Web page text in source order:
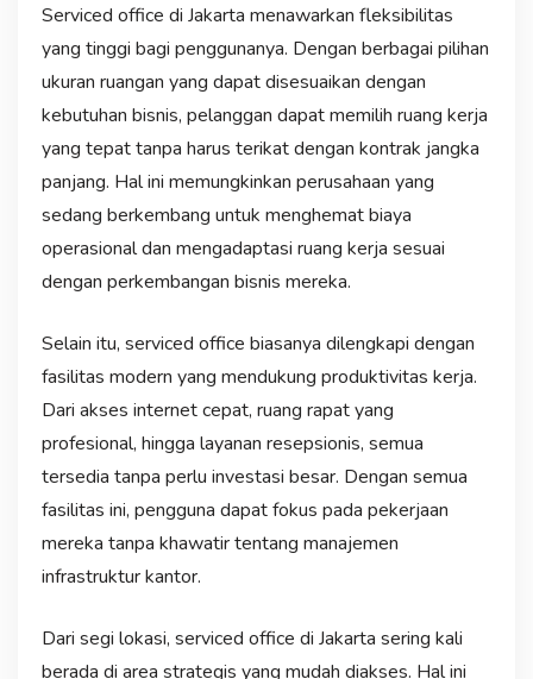
Serviced office di Jakarta menawarkan fleksibilitas
yang tinggi bagi penggunanya. Dengan berbagai pilihan
ukuran ruangan yang dapat disesuaikan dengan
kebutuhan bisnis, pelanggan dapat memilih ruang kerja
yang tepat tanpa harus terikat dengan kontrak jangka
panjang. Hal ini memungkinkan perusahaan yang
sedang berkembang untuk menghemat biaya
operasional dan mengadaptasi ruang kerja sesuai
dengan perkembangan bisnis mereka.
Selain itu, serviced office biasanya dilengkapi dengan
fasilitas modern yang mendukung produktivitas kerja.
Dari akses internet cepat, ruang rapat yang
profesional, hingga layanan resepsionis, semua
tersedia tanpa perlu investasi besar. Dengan semua
fasilitas ini, pengguna dapat fokus pada pekerjaan
mereka tanpa khawatir tentang manajemen
infrastruktur kantor.
Dari segi lokasi, serviced office di Jakarta sering kali
berada di area strategis yang mudah diakses. Hal ini